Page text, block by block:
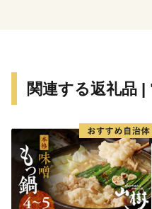
関連する返礼品